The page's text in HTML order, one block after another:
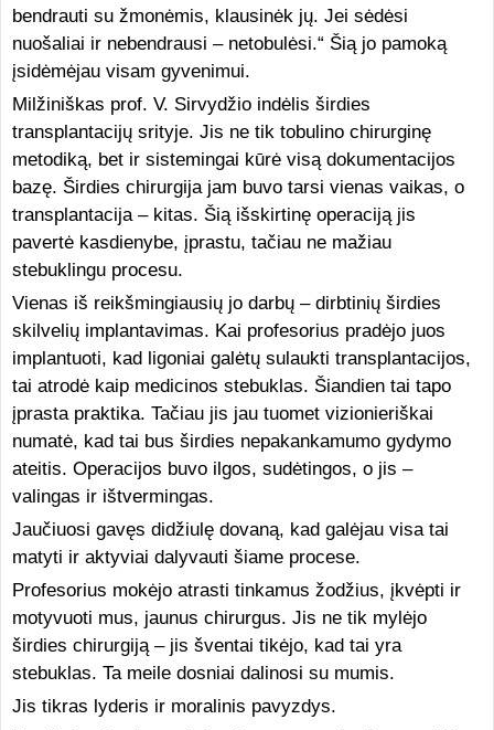
bendrauti su žmonėmis, klausinėk jų. Jei sėdėsi
nuošaliai ir nebendrausi – netobulėsi.“ Šią jo pamoką
įsidėmėjau visam gyvenimui.
Milžiniškas prof. V. Sirvydžio indėlis širdies
transplantacijų srityje. Jis ne tik tobulino chirurginę
metodiką, bet ir sistemingai kūrė visą dokumentacijos
bazę. Širdies chirurgija jam buvo tarsi vienas vaikas, o
transplantacija – kitas. Šią išskirtinę operaciją jis
pavertė kasdienybe, įprastu, tačiau ne mažiau
stebuklingu procesu.
Vienas iš reikšmingiausių jo darbų – dirbtinių širdies
skilvelių implantavimas. Kai profesorius pradėjo juos
implantuoti, kad ligoniai galėtų sulaukti transplantacijos,
tai atrodė kaip medicinos stebuklas. Šiandien tai tapo
įprasta praktika. Tačiau jis jau tuomet vizionieriškai
numatė, kad tai bus širdies nepakankamumo gydymo
ateitis. Operacijos buvo ilgos, sudėtingos, o jis –
valingas ir ištvermingas.
Jaučiuosi gavęs didžiulę dovaną, kad galėjau visa tai
matyti ir aktyviai dalyvauti šiame procese.
Profesorius mokėjo atrasti tinkamus žodžius, įkvėpti ir
motyvuoti mus, jaunus chirurgus. Jis ne tik mylėjo
širdies chirurgiją – jis šventai tikėjo, kad tai yra
stebuklas. Ta meile dosniai dalinosi su mumis.
Jis tikras lyderis ir moralinis pavyzdys.